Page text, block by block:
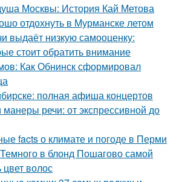
Москвы: История Кай Метова
отдохнуть в Мурманске летом
выдаёт низкую самооценку:
стоит обратить внимание
Как Обнинск сформировал
полная афиша концертов
манеры речи: от экспрессивной до
facts о климате и погоде в Перми
в блонд Пошагово самой
цвет волос